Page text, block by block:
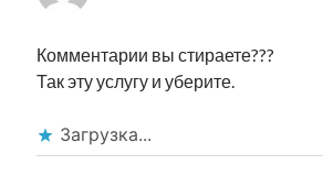
Комментарии вы стираете???
Так эту услугу и уберите.
Загрузка...